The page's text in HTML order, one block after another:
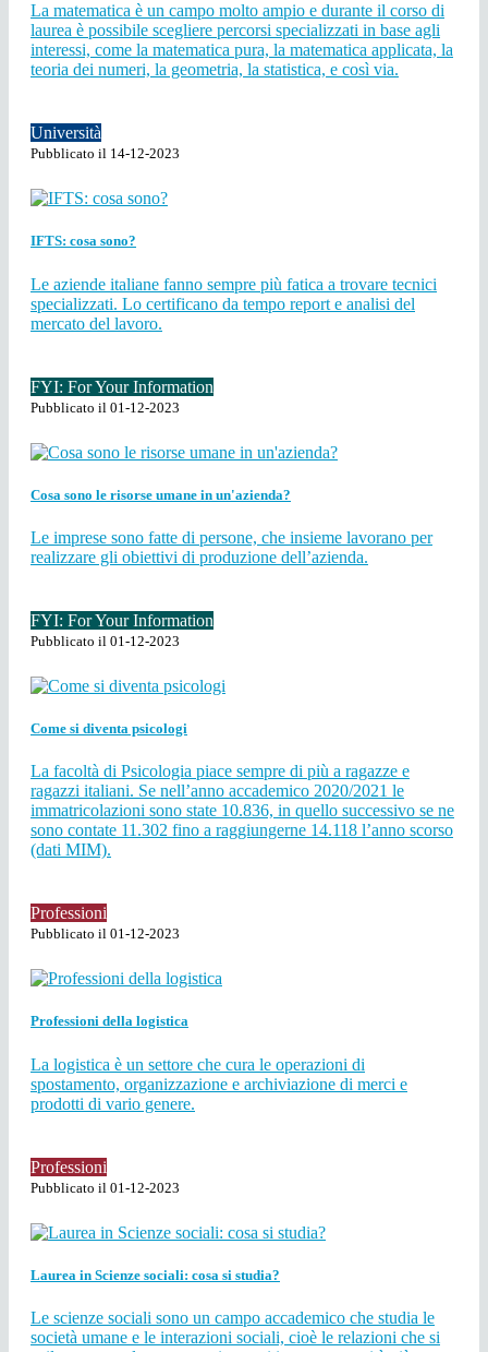
La matematica è un campo molto ampio e durante il corso di
laurea è possibile scegliere percorsi specializzati in base agli
interessi, come la matematica pura, la matematica applicata, la
teoria dei numeri, la geometria, la statistica, e così via.
Università
Pubblicato il 14-12-2023
IFTS: cosa sono?
Le aziende italiane fanno sempre più fatica a trovare tecnici
specializzati. Lo certificano da tempo report e analisi del
mercato del lavoro.
FYI: For Your Information
Pubblicato il 01-12-2023
Cosa sono le risorse umane in un'azienda?
Le imprese sono fatte di persone, che insieme lavorano per
realizzare gli obiettivi di produzione dell’azienda.
FYI: For Your Information
Pubblicato il 01-12-2023
Come si diventa psicologi
La facoltà di Psicologia piace sempre di più a ragazze e
ragazzi italiani. Se nell’anno accademico 2020/2021 le
immatricolazioni sono state 10.836, in quello successivo se ne
sono contate 11.302 fino a raggiungerne 14.118 l’anno scorso
(dati MIM).
Professioni
Pubblicato il 01-12-2023
Professioni della logistica
La logistica è un settore che cura le operazioni di
spostamento, organizzazione e archiviazione di merci e
prodotti di vario genere.
Professioni
Pubblicato il 01-12-2023
Laurea in Scienze sociali: cosa si studia?
Le scienze sociali sono un campo accademico che studia le
società umane e le interazioni sociali, cioè le relazioni che si